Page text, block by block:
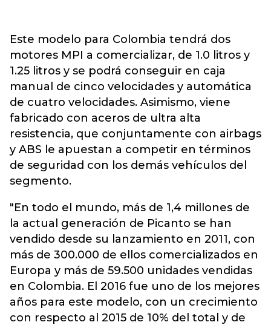
Este modelo para Colombia tendrá dos
motores MPI a comercializar, de 1.0 litros y
1.25 litros y se podrá conseguir en caja
manual de cinco velocidades y automática
de cuatro velocidades. Asimismo, viene
fabricado con aceros de ultra alta
resistencia, que conjuntamente con airbags
y ABS le apuestan a competir en términos
de seguridad con los demás vehículos del
segmento.
"En todo el mundo, más de 1,4 millones de
la actual generación de Picanto se han
vendido desde su lanzamiento en 2011, con
más de 300.000 de ellos comercializados en
Europa y más de 59.500 unidades vendidas
en Colombia. El 2016 fue uno de los mejores
años para este modelo, con un crecimiento
con respecto al 2015 de 10% del total y de